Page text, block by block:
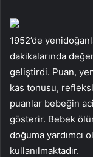
1952’de
dakikalarında
geliştirdi. Puan,
kas tonusu,
puanlar bebeğin
gösterir. Bebek
doğuma yardımcı
kullanılmaktadır.